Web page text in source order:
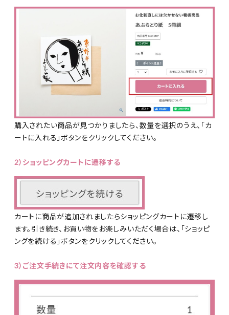
よーじやについて
ご利用ガイド
企業さま向け窓口
メディアさま向け窓口
店舗情報
購入されたい商品が見つかりましたら、数量を選択のうえ、「カ
ートに入れる」ボタンをクリックしてください。
2）ショッピングカートに遷移する
カートに商品が追加されましたらショッピングカートに遷移し
ます。引き続き、お買い物をお楽しみいただく場合は、「ショッピ
ングを続ける」ボタンをクリックしてください。
3）ご注文手続きにて注文内容を確認する